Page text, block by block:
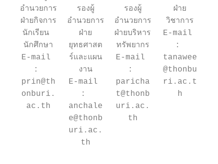
อำนวยการ
ฝ่ายกิจการ
นักเรียน
นักศึกษา
E-mail
:
prin@th
onburi.
ac.th
รองผู้
อำนวยการ
ฝ่าย
ยุทธศาสต
ร์และแผน
งาน
E-mail
:
anchale
e@thonb
uri.ac.
th
รองผู้
อำนวยการ
ฝ่ายบริหาร
ทรัพยากร
E-mail
:
paricha
t@thonb
uri.ac.
th
ฝ่าย
วิชาการ
E-mail
:
tanawee
@thonbu
ri.ac.t
h